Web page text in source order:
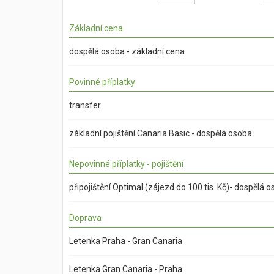
Základní cena
dospělá osoba - základní cena
Povinné příplatky
transfer
základní pojištění Canaria Basic - dospělá osoba
Nepovinné příplatky - pojištění
připojištění Optimal (zájezd do 100 tis. Kč)- dospělá
Doprava
Letenka Praha - Gran Canaria
Letenka Gran Canaria - Praha